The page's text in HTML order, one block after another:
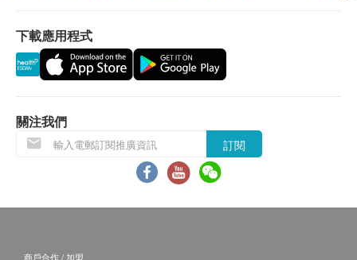
鯉魚
北極紅蝦
南美白對蝦
歐洲白蝦
大西洋三文魚
黃鰭金槍魚/黃鰭吞拿魚
歐盟(IVD)認可測試*
採用先進的納米和微陣列技術
測試由歐盟CAAM 提供
1000-2500 IU/ml
中心有經驗豐富的兒童抽血員
下載應用程式
關注我們
訂閱
商戶合作 / 加盟